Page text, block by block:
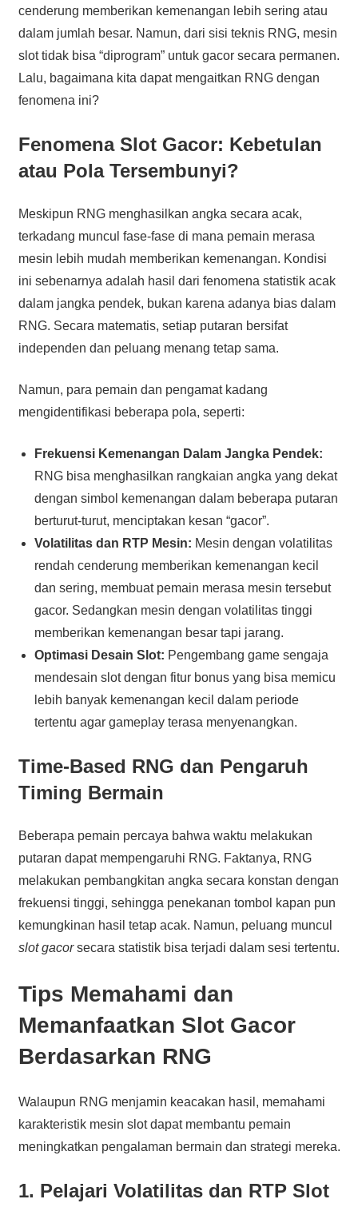
cenderung memberikan kemenangan lebih sering atau
dalam jumlah besar. Namun, dari sisi teknis RNG, mesin
slot tidak bisa “diprogram” untuk gacor secara permanen.
Lalu, bagaimana kita dapat mengaitkan RNG dengan
fenomena ini?
Fenomena Slot Gacor: Kebetulan
atau Pola Tersembunyi?
Meskipun RNG menghasilkan angka secara acak,
terkadang muncul fase-fase di mana pemain merasa
mesin lebih mudah memberikan kemenangan. Kondisi
ini sebenarnya adalah hasil dari fenomena statistik acak
dalam jangka pendek, bukan karena adanya bias dalam
RNG. Secara matematis, setiap putaran bersifat
independen dan peluang menang tetap sama.
Namun, para pemain dan pengamat kadang
mengidentifikasi beberapa pola, seperti:
Frekuensi Kemenangan Dalam Jangka Pendek:
RNG bisa menghasilkan rangkaian angka yang dekat
dengan simbol kemenangan dalam beberapa putaran
berturut-turut, menciptakan kesan “gacor”.
Volatilitas dan RTP Mesin: Mesin dengan volatilitas
rendah cenderung memberikan kemenangan kecil
dan sering, membuat pemain merasa mesin tersebut
gacor. Sedangkan mesin dengan volatilitas tinggi
memberikan kemenangan besar tapi jarang.
Optimasi Desain Slot: Pengembang game sengaja
mendesain slot dengan fitur bonus yang bisa memicu
lebih banyak kemenangan kecil dalam periode
tertentu agar gameplay terasa menyenangkan.
Time-Based RNG dan Pengaruh
Timing Bermain
Beberapa pemain percaya bahwa waktu melakukan
putaran dapat mempengaruhi RNG. Faktanya, RNG
melakukan pembangkitan angka secara konstan dengan
frekuensi tinggi, sehingga penekanan tombol kapan pun
kemungkinan hasil tetap acak. Namun, peluang muncul
slot gacorsecara statistik bisa terjadi dalam sesi tertentu.
Tips Memahami dan
Memanfaatkan Slot Gacor
Berdasarkan RNG
Walaupun RNG menjamin keacakan hasil, memahami
karakteristik mesin slot dapat membantu pemain
meningkatkan pengalaman bermain dan strategi mereka.
1. Pelajari Volatilitas dan RTP Slot